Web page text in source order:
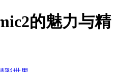
的魅力与精